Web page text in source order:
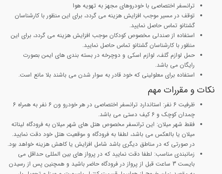
ترانسفر اختصاصی با خودروهای مجهز به تهویه هوا
توقف در مسیر موجب افزایش هزینه می گردد، برای این منظور با کارشناسان
گشتانو تماس حاصل نمایید.
استفاده از صندلی مخصوص کودکان موجب افزایش هزینه می گردد، برای این
منظور با کارشناسان گشتانو تماس حاصل نمایید.
حمل لوازم گلف، لوازم اسکی و دوچرخه در بسته بندی های ایمن بصورت
رایگان می باشد.
استفاده برای معلولینی که خود قادر به سوار شدن می باشند بلا مانع است.
نکات و مقررات مهم
ظرفیت 6 نفر
: استاندارد ترانسفر اختصاصی در هر خودرو ون 6 نفر به همراه 6
چمدان کوچک و 6 کیف دستی می باشد.
فقط شهر میلان: این ترانسفر مخصوص هتل های شهر میلان به فرودگاه لیناته
میلان یا بالعکس می باشد، لطفا به فرودگاه و موقعیت هتل خود دقت نمایید.
در صورتی که در مناطق دیگری باشد شامل افزایش یا کاهش هزینه خواهد بود.
زمانبندی مناسب: لطفا دقت نمایید که در پرواز های بین المللی حداقل می
بایست 3 ساعت قبل از پرواز در فرودگاه حاضر باشید و همچنین پس از رسیدن